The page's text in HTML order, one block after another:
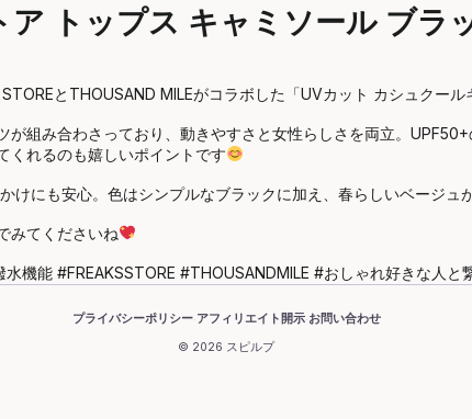
トップス キャミソール ブラ
とTHOUSAND MILEがコラボした「UVカット カシュクー
組み合わさっており、動きやすさと女性らしさを両立。
くれるのも嬉しいポイントです
にも安心。色はシンプルなブラックに加え、春らしいベージュ
みてくださいね
能 #FREAKSSTORE #THOUSANDMILE #おしゃれ好きな人と
プライバシーポリシー·アフィリエイト開示·お問い合わせ
© 2026 スピルプ